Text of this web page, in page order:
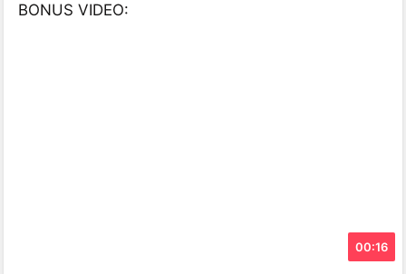
BONUS VIDEO:
00:16